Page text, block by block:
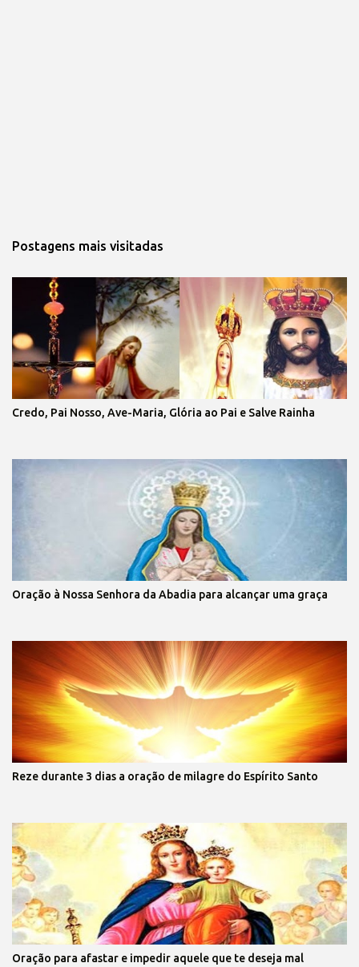
Postagens mais visitadas
Credo, Pai Nosso, Ave-Maria, Glória ao Pai e Salve Rainha
Oração à Nossa Senhora da Abadia para alcançar uma graça
Reze durante 3 dias a oração de milagre do Espírito Santo
Oração para afastar e impedir aquele que te deseja mal